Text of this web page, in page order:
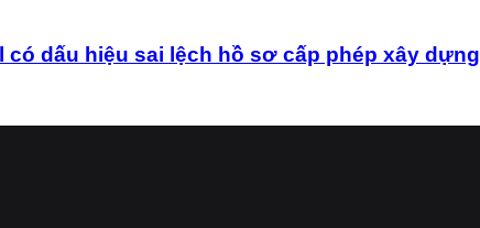
dấu hiệu sai lệch hồ sơ cấp phép xây dựng